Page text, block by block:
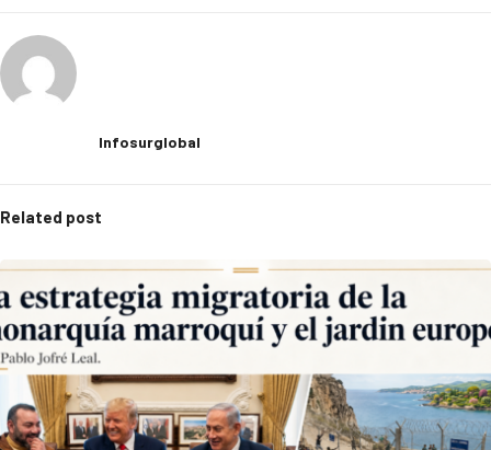
Infosurglobal
Related post